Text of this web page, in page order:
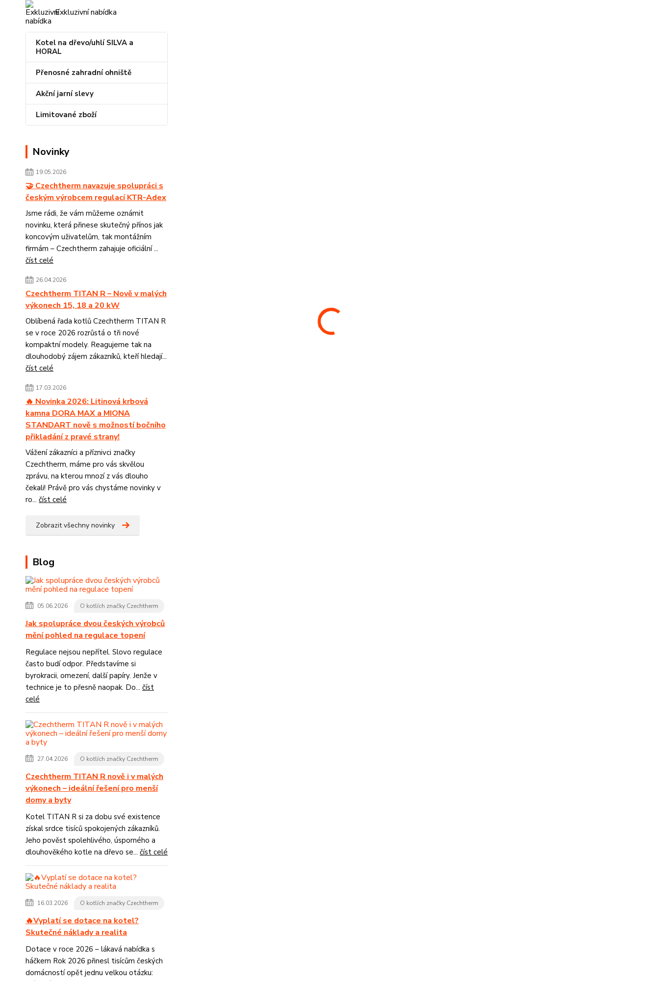
Exkluzivní nabídka
Kotel na dřevo/uhlí SILVA a
HORAL
Přenosné zahradní ohniště
Akční jarní slevy
Limitované zboží
Novinky
19.05.2026
🤝 Czechtherm navazuje spolupráci s
českým výrobcem regulací KTR-Adex
Jsme rádi, že vám můžeme oznámit
novinku, která přinese skutečný přínos jak
koncovým uživatelům, tak montážním
firmám – Czechtherm zahajuje oficiální ...
číst celé
26.04.2026
Czechtherm TITAN R – Nově v malých
výkonech 15, 18 a 20 kW
Oblíbená řada kotlů Czechtherm TITAN R
se v roce 2026 rozrůstá o tři nové
kompaktní modely. Reagujeme tak na
dlouhodobý zájem zákazníků, kteří hledají...
číst celé
17.03.2026
🔥 Novinka 2026: Litinová krbová
kamna DORA MAX a MIONA
STANDART nově s možností bočního
přikladání z pravé strany!
Vážení zákazníci a příznivci značky
Czechtherm, máme pro vás skvělou
zprávu, na kterou mnozí z vás dlouho
čekali! Právě pro vás chystáme novinky v
ro... číst celé
Zobrazit všechny novinky
Blog
05.06.2026 O kotlích značky Czechtherm
Jak spolupráce dvou českých výrobců
mění pohled na regulace topení
Regulace nejsou nepřítel. Slovo regulace
často budí odpor. Představíme si
byrokracii, omezení, další papíry. Jenže v
technice je to přesně naopak. Do... číst
celé
27.04.2026 O kotlích značky Czechtherm
Czechtherm TITAN R nově i v malých
výkonech – ideální řešení pro menší
domy a byty
Kotel TITAN R si za dobu své existence
získal srdce tisíců spokojených zákazníků.
Jeho pověst spolehlivého, úsporného a
dlouhověkého kotle na dřevo se... číst celé
16.03.2026 O kotlích značky Czechtherm
🔥Vyplatí se dotace na kotel?
Skutečné náklady a realita
Dotace v roce 2026 – lákavá nabídka s
háčkem Rok 2026 přinesl tisícům českých
domácností opět jednu velkou otázku: